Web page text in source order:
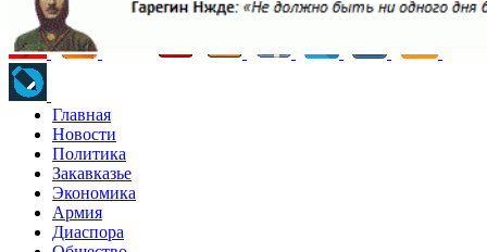
Главная
Новости
Политика
Закавказье
Экономика
Армия
Диаспора